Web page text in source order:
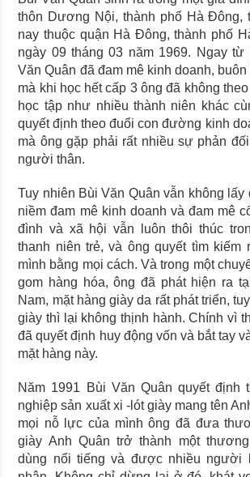
thôn Dương Nội, thành phố Hà Đông,
nay thuộc quận Hà Đông, thành phố
ngày 09 tháng 03 năm 1969. Ngay
Văn Quân đã đam mê kinh doanh,
mà khi học hết cấp 3 ông đã không
học tập như nhiều thành niên khác
quyết định theo đuổi con đường kinh
mà ông gặp phải rất nhiều sự phản
người thân.
Tuy nhiên Bùi Văn Quân vẫn không lấy
niềm đam mê kinh doanh và đam mê
đình và xã hội vẫn luôn thôi thúc
thanh niên trẻ, và ông quyết tìm kiếm
mình bằng mọi cách. Và trong một
gom hàng hóa, ông đã phát hiện ra
Nam, mặt hàng giày da rất phát triển,
giày thì lại không thịnh hành. Chính vì
đã quyết định huy động vốn và bắt tay
mặt hàng này.
Năm 1991 Bùi Văn Quân quyết định
nghiệp sản xuất xi -lót giày mang tên
mọi nỗ lực của mình ông đã đưa
giày Anh Quân trở thành một
dùng nổi tiếng và được nhiều người